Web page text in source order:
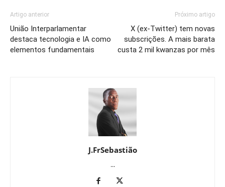
Artigo anterior
União Interparlamentar
destaca tecnologia e IA como
elementos fundamentais
Próximo artigo
X (ex-Twitter) tem novas
subscrições. A mais barata
custa 2 mil kwanzas por mês
J.FrSebastião
...